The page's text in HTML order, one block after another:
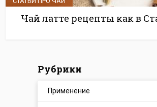
Чай латте рецепты как в
Рубрики
Применение